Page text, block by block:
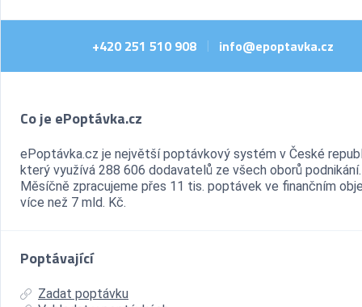
+420 251 510 908 info@epoptavka.cz
Co je ePoptávka.cz
ePoptávka.cz je největší poptávkový systém v České
který využívá 288 606 dodavatelů ze všech oborů podnikání.
Měsíčně zpracujeme přes 11 tis. poptávek ve finančním
více než 7 mld. Kč.
Poptávající
Zadat poptávku